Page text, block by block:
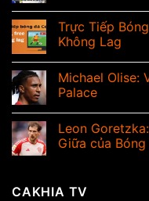
Trực Tiếp
Không Lag
Michael Olise:
Palace
Leon
Giữa của
CAKHIA TV